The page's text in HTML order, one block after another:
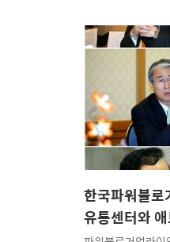
우리들 블로거들
가로의 등용문이
운영한 호미도
도전하고픈 마음
이름으로 경진대
한국파워블로
유통센터와